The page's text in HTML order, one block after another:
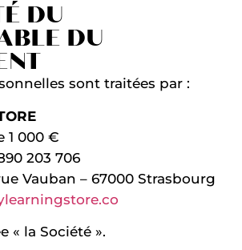
DU
DU
sont traitées par :
1 000 €
203 706
Vauban – 67000 Strasbourg
« la Société ».